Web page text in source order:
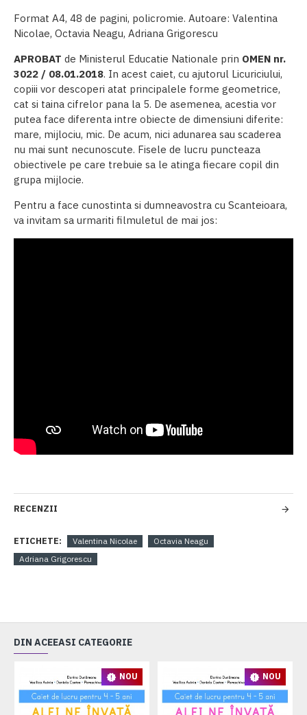
Format A4, 48 de pagini, policromie. Autoare: Valentina
Nicolae, Octavia Neagu, Adriana Grigorescu
APROBAT de Ministerul Educatie Nationale prin OMEN nr.
3022 / 08.01.2018. In acest caiet, cu ajutorul Licuriciului,
copiii vor descoperi atat principalele forme geometrice,
cat si taina cifrelor pana la 5. De asemenea, acestia vor
putea face diferenta intre obiecte de dimensiuni diferite:
mare, mijlociu, mic. De acum, nici adunarea sau scaderea
nu mai sunt necunoscute. Fisele de lucru puncteaza
obiectivele pe care trebuie sa le atinga fiecare copil din
grupa mijlocie.
Pentru a face cunostinta si dumneavostra cu Scanteioara,
va invitam sa urmariti filmuletul de mai jos:
RECENZII
ETICHETE: Valentina Nicolae
Octavia Neagu
Adriana Grigorescu
DIN ACEEASI CATEGORIE
NOU NOU